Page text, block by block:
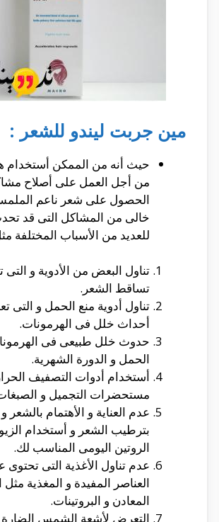
مين جربت ليندو للشعر :
حيث أنه من الممكن أستخدام
من أجل العمل على أصلاح
الحصول على شعر ناعم
خالى من المشاكل التى قد
للعديد من الأسباب المختلفة
تناول البعض من الأدوية و
تساقط الشعر.
تناول أدوية منع الحمل و التى
أحداث خلل فى الهرمونات.
حدوث خلل طبيعى فى
الحمل و الدورة الشهرية.
أستخدام أدوات التصفيف
مستحضرات التجميل و الصبغات
عدم العناية و الأهتمام بالشعر و
بترطيب الشعر و أستخدام
الروتين اليومى المناسب لك.
عدم تناول الأغذية التى تحتوى
العناصر المفيدة و المغذية مثل
المعادن و البروتينات.
التعرض لأشعة الشمس الضارة